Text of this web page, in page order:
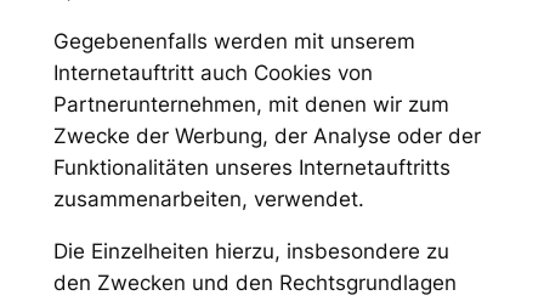
Gegebenenfalls werden mit unserem
Internetauftritt auch Cookies von
Partnerunternehmen, mit denen wir zum
Zwecke der Werbung, der Analyse oder der
Funktionalitäten unseres Internetauftritts
zusammenarbeiten, verwendet.
Die Einzelheiten hierzu, insbesondere zu
den Zwecken und den Rechtsgrundlagen